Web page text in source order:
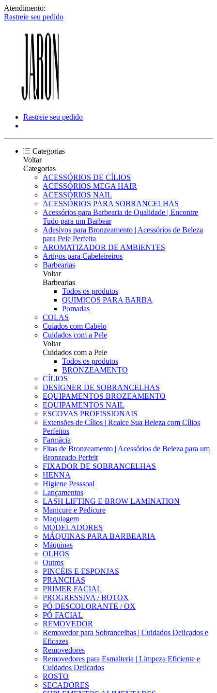
Atendimento:
Rastreie seu pedido
Rastreie seu pedido
Categorias
Voltar
Categorias
ACESSÓRIOS DE CÍLIOS
ACESSÓRIOS MEGA HAIR
ACESSÓRIOS NAIL
ACESSÓRIOS PARA SOBRANCELHAS
Acessórios para Barbearia de Qualidade | Encontre
Tudo para um Barbear
Adesivos para Bronzeamento | Acessórios de Beleza
para Pele Perfeita
AROMATIZADOR DE AMBIENTES
Artigos para Cabeleireiros
Barbearias
Voltar
Barbearias
Todos os produtos
QUIMICOS PARA BARBA
Pomadas
COLAS
Cuiados com Cabelo
Cuidados com a Pele
Voltar
Cuidados com a Pele
Todos os produtos
BRONZEAMENTO
CÍLIOS
DESIGNER DE SOBRANCELHAS
EQUIPAMENTOS BROZEAMENTO
EQUIPAMENTOS NAIL
ESCOVAS PROFISSIONAIS
Extensões de Cílios | Realce Sua Beleza com Cílios
Perfeitos
Farmácia
Fitas de Bronzeamento | Acessórios de Beleza para um
Bronzeado Perfeit
FIXADOR DE SOBRANCELHAS
HENNA
Higiene Pesssoal
Lançamentos
LASH LIFTING E BROW LAMINATION
Manicure e Pedicure
Maquiagem
MODELADORES
MÁQUINAS PARA BARBEARIA
Máquinas
OLHOS
Outros
PINCÉIS E ESPONJAS
PRANCHAS
PRIMER FACIAL
PROGRESSIVA / BOTOX
PÓ DESCOLORANTE / OX
PÓ FACIAL
REMOVEDOR
Removedor para Sobrancelhas | Cuidados Delicados e
Eficazes
Removedores
Removedores para Esmalteria | Limpeza Eficiente e
Cuidados Delicados
ROSTO
SECADORES